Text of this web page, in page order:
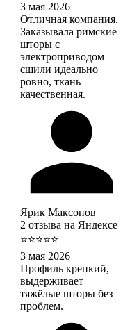
3 мая 2026
Отличная компания.
Заказывала римские
шторы с
электроприводом —
сшили идеально
ровно, ткань
качественная.
Ярик Максонов
2 отзыва на Яндексе
⭐⭐⭐⭐⭐
3 мая 2026
Профиль крепкий,
выдерживает
тяжёлые шторы без
проблем.